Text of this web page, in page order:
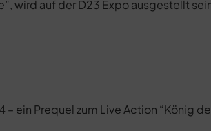
wird auf der D23 Expo ausgestellt
ein Prequel zum Live Action “König